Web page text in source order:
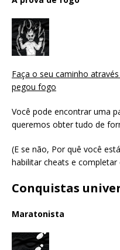
Faça o seu caminho
pegou fogo
Você pode encontrar uma
queremos obter tudo de
(E se não, Por quê você
habilitar cheats e
Conquistas
Maratonista